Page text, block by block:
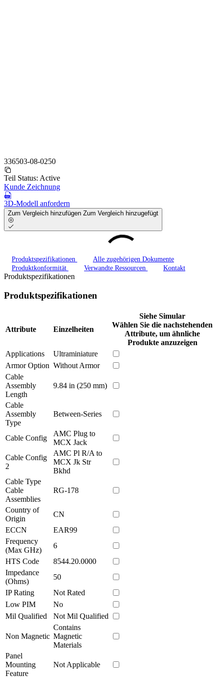
336503-08-0250
Teil Status: Active
Kunde Zeichnung
3D-Modell anfordern
Zum Vergleich hinzufügen Zum Vergleich hinzugefügt
Produktspezifikationen
Alle zugehörigen Dokumente
Produktkonformität
Verwandte Ressourcen Kontakt
Produktspezifikationen
Produktspezifikationen
Attribute Einzelheiten
Siehe Simular
Wählen Sie die nachstehenden
Attribute, um ähnliche
Produkte anzuzeigen
Applications
Ultraminiature
Armor Option Without Armor
Cable
Assembly
Length
9.84 in (250 mm)
Cable
Assembly
Type
Between-Series
Cable Config
AMC Plug to
MCX Jack
Cable Config
2
AMC Pl R/A to
MCX Jk Str
Bkhd
Cable Type
Cable
Assemblies
RG-178
Country of
Origin
CN
ECCN
EAR99
Frequency
(Max GHz)
6
HTS Code
8544.20.0000
Impedance
(Ohms)
50
IP Rating
Not Rated
Low PIM
No
Mil Qualified
Not Mil Qualified
Non Magnetic
Contains
Magnetic
Materials
Panel
Mounting
Feature
Not Applicable